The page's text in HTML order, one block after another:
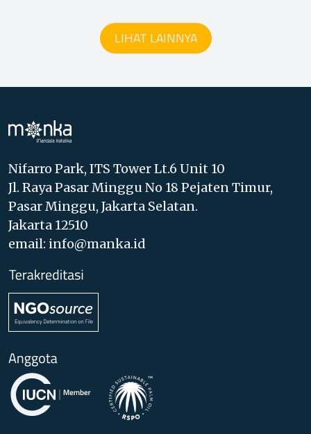
LIHAT LAINNYA
Nifarro Park, ITS Tower Lt.6 Unit 10
Jl. Raya Pasar Minggu No 18 Pejaten Timur,
Pasar Minggu, Jakarta Selatan.
Jakarta 12510
email: info@manka.id